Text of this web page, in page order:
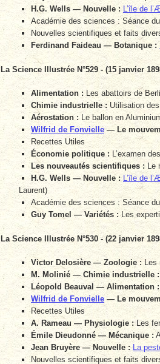
H.G. Wells — Nouvelle : L’île de
Académie des sciences : Séance
Nouvelles scientifiques et faits
Ferdinand Faideau — Botanique :
La Science Illustrée N°529 - (15 janvier
Alimentation : Les abattoirs de
Chimie industrielle : Utilisation
Aérostation : Le ballon en
Wilfrid de Fonvielle— Le
Recettes Utiles
Économie politique :L’examen
Les nouveautés scientifiques : Le
H.G. Wells — Nouvelle : L’île de
Laurent)
Académie des sciences : Séance
Guy Tomel — Variétés :Les
La Science Illustrée N°530 - (22 janvier
Victor Delosière — Zoologie : Les
M. Molinié — Chimie industrielle :
Léopold Beauval — Alimentation :
Wilfrid de Fonvielle — Le
Recettes Utiles
A. Rameau — Physiologie :Les
Émile Dieudonné — Mécanique :
Jean Bruyère — Nouvelle : La
Nouvelles scientifiques et faits